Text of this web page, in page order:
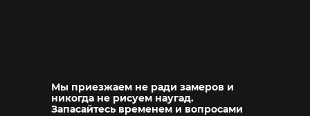
Мы приезжаем не ради замеров и
никогда не рисуем наугад.
Запасайтесь временем и вопросами